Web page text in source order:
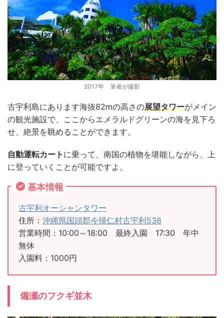
2017年 筆者が撮影
古宇利島にあります海抜82mの高さの展望タワーがメイン
の観光施設で、ここからエメラルドグリーンの海を見下ろ
せ、絶景を眺めることができます。
自動運転カート に乗って、南国の植物を堪能しながら、上
に登っていくことが可能ですよ。
基本情報
古宇利オーシャンタワー
住所： 沖縄県国頭郡今帰仁村古宇利538
営業時間：10:00～18:00 最終入園 17:30 年中
無休
入園料：1000円
備瀬のフクギ並木